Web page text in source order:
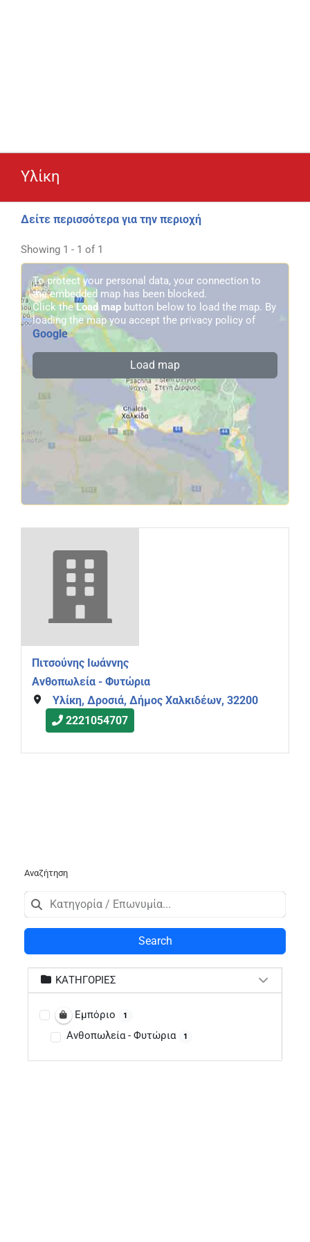
Υλίκη
Δείτε περισσότερα για την περιοχή
Showing 1 - 1 of 1
Πιτσούνης Ιωάννης
Ανθοπωλεία - Φυτώρια
Υλίκη, Δροσιά, Δήμος Χαλκιδέων, 32200
2221054707
To protect your personal data, your connection to
the embedded map has been blocked.
Click theLoad map button below to load the map. By
loading the map you accept the privacy policy of
Google.
Load map
Αναζήτηση
Search
ΚΑΤΗΓΟΡΊΕΣ
Εμπόριο 1
Ανθοπωλεία - Φυτώρια 1